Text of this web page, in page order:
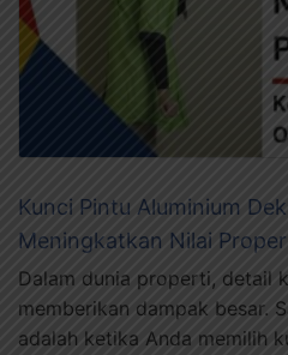
Kunci Pintu Aluminium
Meningkatkan Nilai
Dalam dunia properti, detail
memberikan dampak besar.
adalah ketika Anda memilih